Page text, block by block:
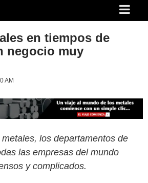
en tiempos de
negocio muy
AM
los departamentos de
las empresas del mundo
y complicados.